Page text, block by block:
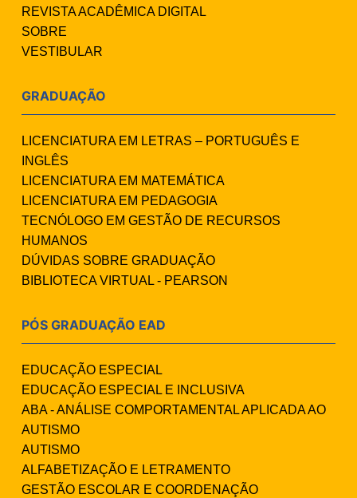
REVISTA ACADÊMICA DIGITAL
SOBRE
VESTIBULAR
GRADUAÇÃO
LICENCIATURA EM LETRAS – PORTUGUÊS E
INGLÊS
LICENCIATURA EM MATEMÁTICA
LICENCIATURA EM PEDAGOGIA
TECNÓLOGO EM GESTÃO DE RECURSOS
HUMANOS
DÚVIDAS SOBRE GRADUAÇÃO
BIBLIOTECA VIRTUAL - PEARSON
PÓS GRADUAÇÃO EAD
EDUCAÇÃO ESPECIAL
EDUCAÇÃO ESPECIAL E INCLUSIVA
ABA - ANÁLISE COMPORTAMENTAL APLICADA AO
AUTISMO
AUTISMO
ALFABETIZAÇÃO E LETRAMENTO
GESTÃO ESCOLAR E COORDENAÇÃO